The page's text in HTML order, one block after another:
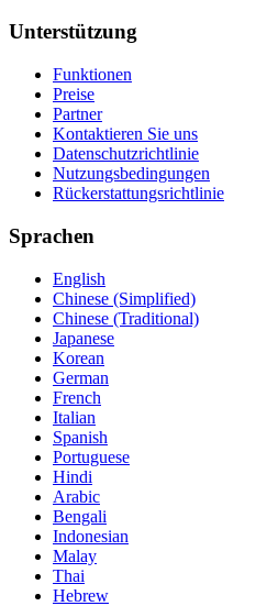
Unterstützung
Funktionen
Preise
Partner
Kontaktieren Sie uns
Datenschutzrichtlinie
Nutzungsbedingungen
Rückerstattungsrichtlinie
Sprachen
English
Chinese (Simplified)
Chinese (Traditional)
Japanese
Korean
German
French
Italian
Spanish
Portuguese
Hindi
Arabic
Bengali
Indonesian
Malay
Thai
Hebrew